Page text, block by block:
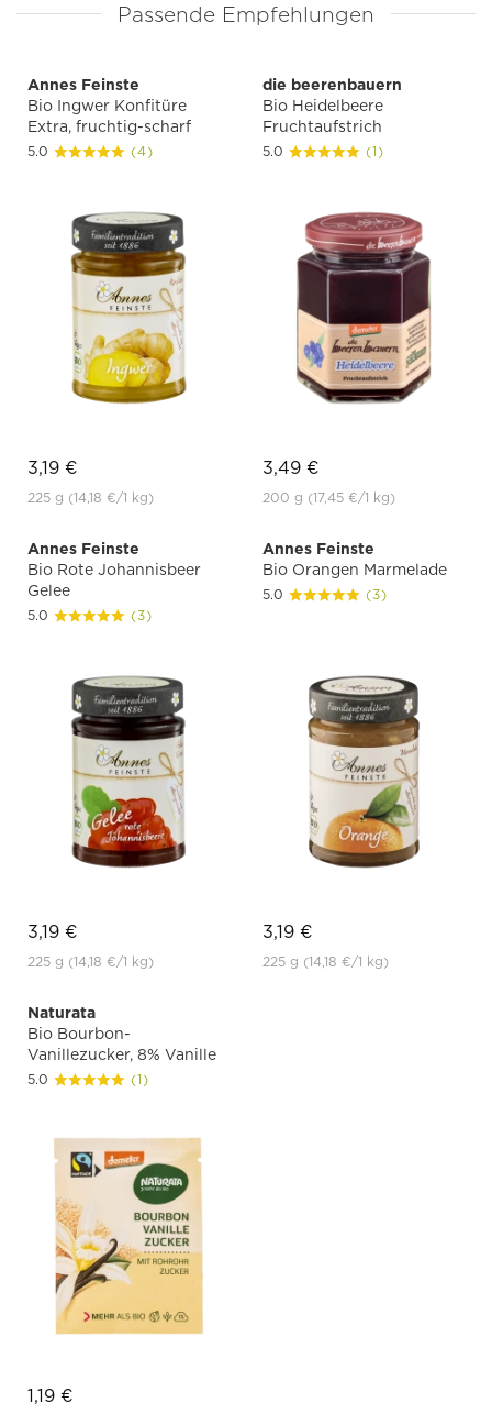
Passende Empfehlungen
Annes Feinste
Bio Ingwer Konfitüre
Extra, fruchtig-scharf
5.0 (4)
3,19 €
225 g (14,18 €/1 kg)
die beerenbauern
Bio Heidelbeere
Fruchtaufstrich
5.0 (1)
3,49 €
200 g (17,45 €/1 kg)
Annes Feinste
Bio Rote Johannisbeer
Gelee
5.0 (3)
3,19 €
225 g (14,18 €/1 kg)
Annes Feinste
Bio Orangen Marmelade
5.0 (3)
3,19 €
225 g (14,18 €/1 kg)
Naturata
Bio Bourbon-
Vanillezucker, 8% Vanille
5.0 (1)
1,19 €